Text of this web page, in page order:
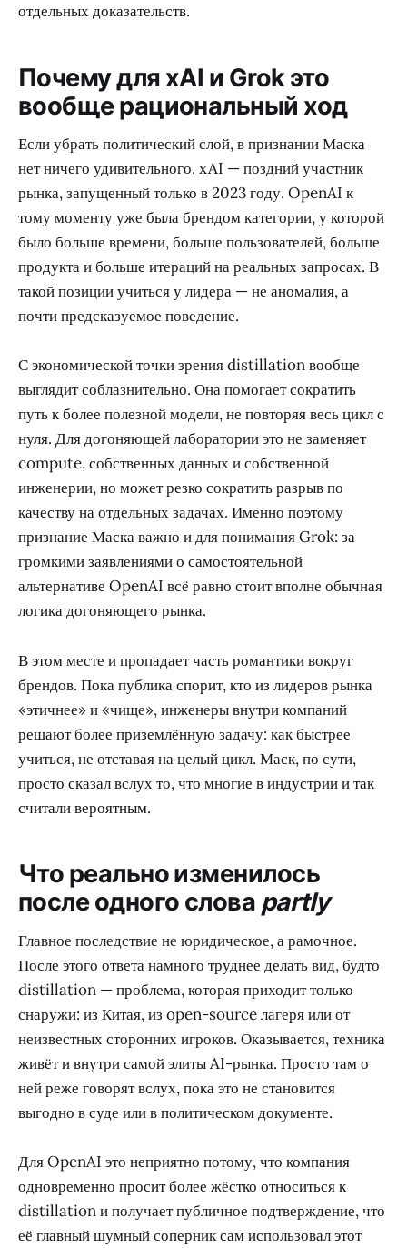
отдельных доказательств.
Почему для xAI и Grok это
вообще рациональный ход
Если убрать политический слой, в признании Маска
нет ничего удивительного. xAI — поздний участник
рынка, запущенный только в 2023 году. OpenAI к
тому моменту уже была брендом категории, у которой
было больше времени, больше пользователей, больше
продукта и больше итераций на реальных запросах. В
такой позиции учиться у лидера — не аномалия, а
почти предсказуемое поведение.
С экономической точки зрения distillation вообще
выглядит соблазнительно. Она помогает сократить
путь к более полезной модели, не повторяя весь цикл с
нуля. Для догоняющей лаборатории это не заменяет
compute, собственных данных и собственной
инженерии, но может резко сократить разрыв по
качеству на отдельных задачах. Именно поэтому
признание Маска важно и для понимания Grok: за
громкими заявлениями о самостоятельной
альтернативе OpenAI всё равно стоит вполне обычная
логика догоняющего рынка.
В этом месте и пропадает часть романтики вокруг
брендов. Пока публика спорит, кто из лидеров рынка
«этичнее» и «чище», инженеры внутри компаний
решают более приземлённую задачу: как быстрее
учиться, не отставая на целый цикл. Маск, по сути,
просто сказал вслух то, что многие в индустрии и так
считали вероятным.
Что реально изменилось
после одного слова partly
Главное последствие не юридическое, а рамочное.
После этого ответа намного труднее делать вид, будто
distillation — проблема, которая приходит только
снаружи: из Китая, из open-source лагеря или от
неизвестных сторонних игроков. Оказывается, техника
живёт и внутри самой элиты AI-рынка. Просто там о
ней реже говорят вслух, пока это не становится
выгодно в суде или в политическом документе.
Для OpenAI это неприятно потому, что компания
одновременно просит более жёстко относиться к
distillation и получает публичное подтверждение, что
её главный шумный соперник сам использовал этот